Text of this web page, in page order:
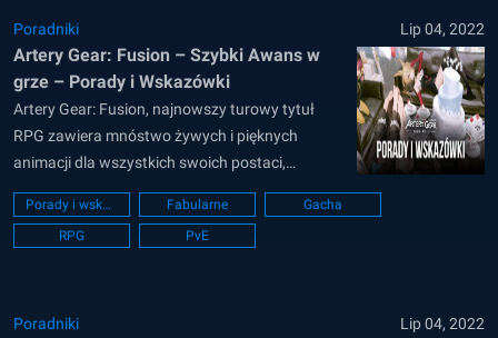
Poradniki Lip 04, 2022
Artery Gear: Fusion – Szybki Awans w
grze – Porady i Wskazówki
Artery Gear: Fusion, najnowszy turowy tytuł
RPG zawiera mnóstwo żywych i pięknych
animacji dla wszystkich swoich postaci,
zwanych „Mechas”, oznaczających
zmechanizowane dziewczyny, które występują
w grze. Opracowany i opublikowany tytuł
jako darmowy tytuł w Google Play Store...
Porady i wskazówki Fabularne
Gacha
RPG
PvE
Poradniki Lip 04, 2022